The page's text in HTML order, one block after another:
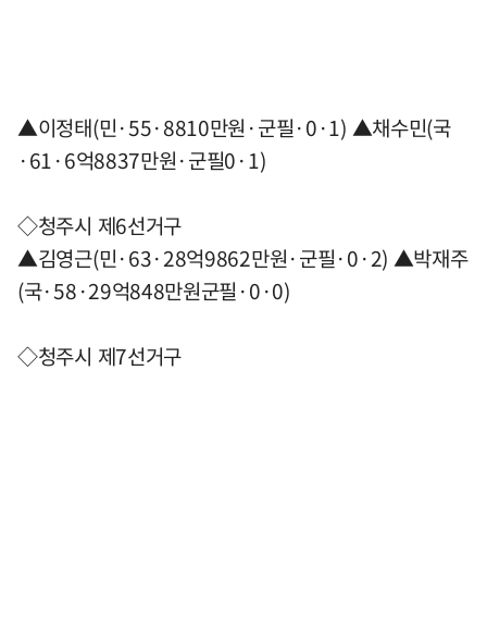
▲이정태(민·55·8810만원·군필·0·1) ▲채수민(국
·61·6억8837만원·군필0·1)
◇청주시 제6선거구
▲김영근(민·63·28억9862만원·군필·0·2) ▲박재주
(국·58·29억848만원군필·0·0)
◇청주시 제7선거구